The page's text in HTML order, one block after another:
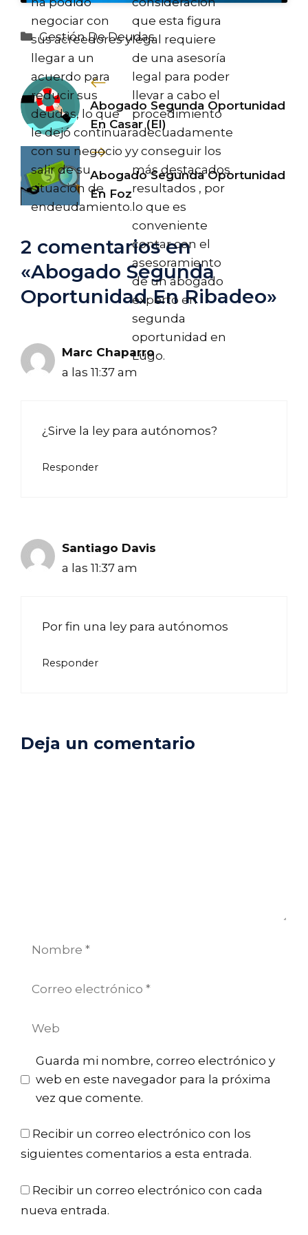
negociar con
sus acreedores y
llegar a un
acuerdo para
reducir sus
deudas, lo que
le dejó continuar
con su negocio y
salir de su
situación de
endeudamiento.
que esta figura
legal requiere
de una asesoría
legal para poder
llevar a cabo el
procedimiento
adecuadamente
y conseguir los
más destacados
resultados , por
lo que es
conveniente
contar con el
asesoramiento
de un abogado
experto en
segunda
oportunidad en
Lugo.
Categorías
Gestión De Deudas
Abogado Segunda Oportunidad
En Casar (El)
Abogado Segunda Oportunidad
En Foz
2 comentarios en
«Abogado Segunda
Oportunidad En Ribadeo»
Marc Chaparro
a las 11:37 am
¿Sirve la ley para autónomos?
Responder
Santiago Davis
a las 11:37 am
Por fin una ley para autónomos
Responder
Deja un comentario
Nombre
Guarda mi nombre, correo electrónico y
web en este navegador para la próxima
vez que comente.
Recibir un correo electrónico con los
siguientes comentarios a esta entrada.
Recibir un correo electrónico con cada
nueva entrada.